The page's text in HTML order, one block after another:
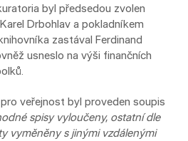
byl předsedou zvolen
Drbohlav a pokladníkem
zastával Ferdinand
usneslo na výši finančních
veřejnost byl proveden soupis
spisy vyloučeny, ostatní dle
vyměněny s jinými vzdálenými